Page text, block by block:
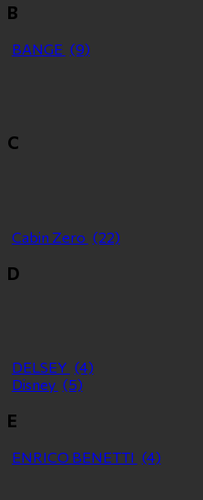
B
BANGE (9)
C
Cabin Zero (22)
D
DELSEY (4)
Disney (5)
E
ENRICO BENETTI (4)